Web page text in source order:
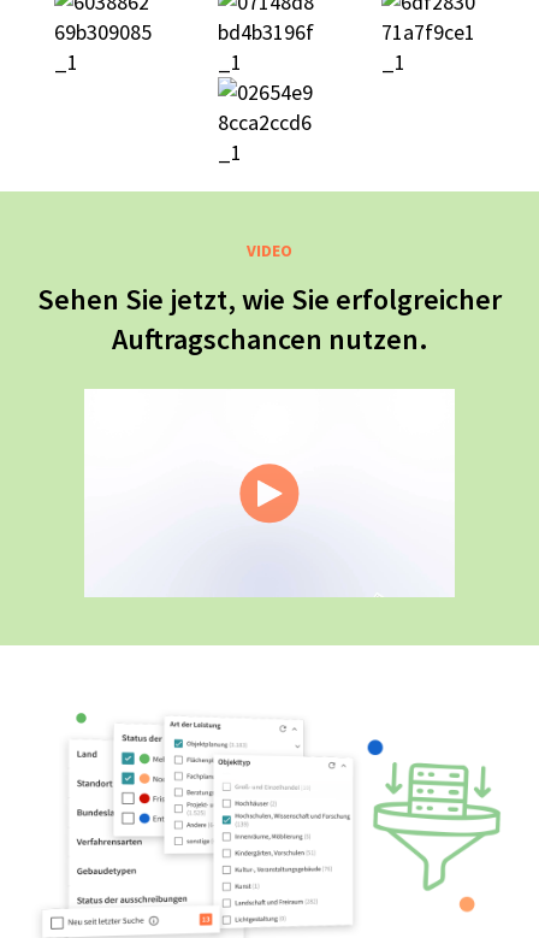
VIDEO
Sehen Sie jetzt, wie Sie erfolgreicher
Auftragschancen nutzen.